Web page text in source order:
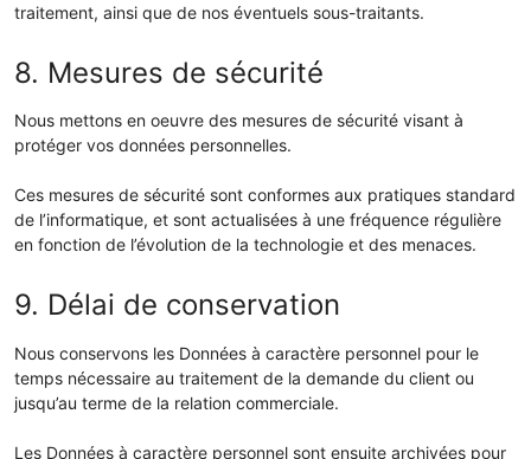
traitement, ainsi que de nos éventuels sous-traitants.
8. Mesures de sécurité
Nous mettons en oeuvre des mesures de sécurité visant à
protéger vos données personnelles.
Ces mesures de sécurité sont conformes aux pratiques standard
de l’informatique, et sont actualisées à une fréquence régulière
en fonction de l’évolution de la technologie et des menaces.
9. Délai de conservation
Nous conservons les Données à caractère personnel pour le
temps nécessaire au traitement de la demande du client ou
jusqu’au terme de la relation commerciale.
Les Données à caractère personnel sont ensuite archivées pour